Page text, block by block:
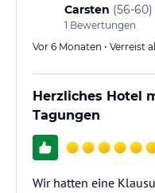
Carsten (56-60)
1 Bewertungen
Vor 6 Monaten • Verreist
Herzliches Hotel
Tagungen
Wir hatten eine